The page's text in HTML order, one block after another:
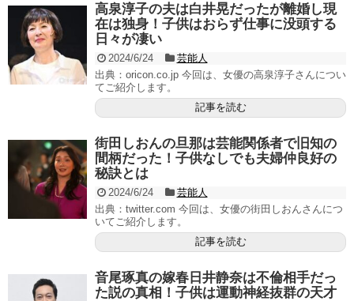
高泉淳子の夫は白井晃だったが離婚し現
在は独身！子供はおらず仕事に没頭する
日々が凄い
2024/6/24
芸能人
出典：oricon.co.jp 今回は、女優の高泉淳子さんについ
てご紹介します。
記事を読む
街田しおんの旦那は芸能関係者で旧知の
間柄だった！子供なしでも夫婦仲良好の
秘訣とは
2024/6/24
芸能人
出典：twitter.com 今回は、女優の街田しおんさんにつ
いてご紹介します。
記事を読む
音尾琢真の嫁春日井静奈は不倫相手だっ
た説の真相！子供は運動神経抜群の天才